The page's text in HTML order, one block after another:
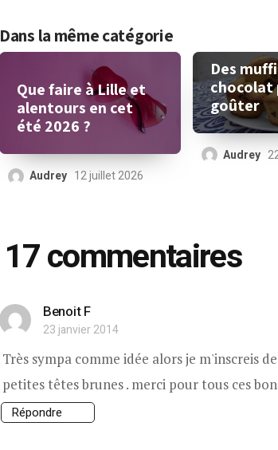
Dans la même catégorie
Que faire à Lille et
alentours en cet
été 2026 ?
Audrey 12 juillet 2026
Des
chocolat
goûter
Audrey
17 commentaires
Benoit F
23 janvier 2014
Très sympa comme idée alors je m'inscreis
petites têtes brunes . merci pour tous ces
Répondre